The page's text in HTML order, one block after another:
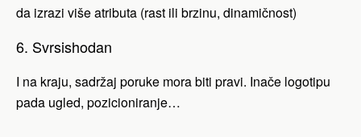
da izrazi više atributa (rast ili brzinu, dinamičnost)
6. Svrsishodan
I na kraju, sadržaj poruke mora biti pravi. Inače logotipu
pada ugled, pozicioniranje…